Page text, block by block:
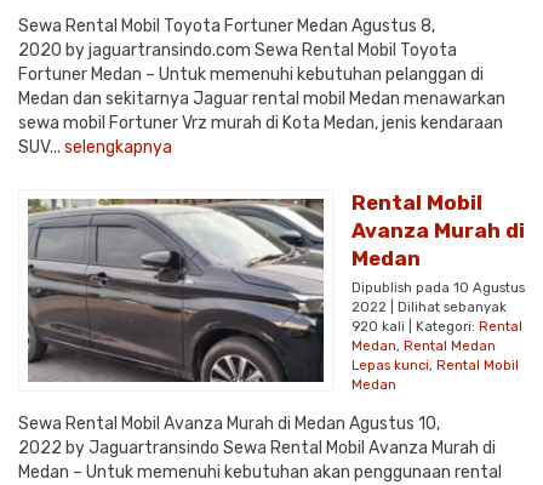
Sewa Rental Mobil Toyota Fortuner Medan Agustus 8,
2020 by jaguartransindo.com Sewa Rental Mobil Toyota
Fortuner Medan – Untuk memenuhi kebutuhan pelanggan di
Medan dan sekitarnya Jaguar rental mobil Medan menawarkan
sewa mobil Fortuner Vrz murah di Kota Medan, jenis kendaraan
SUV... selengkapnya
Rental Mobil
Avanza Murah di
Medan
Dipublish pada 10 Agustus
2022 | Dilihat sebanyak
920 kali | Kategori: Rental
Medan, Rental Medan
Lepas kunci, Rental Mobil
Medan
Sewa Rental Mobil Avanza Murah di Medan Agustus 10,
2022 by Jaguartransindo Sewa Rental Mobil Avanza Murah di
Medan – Untuk memenuhi kebutuhan akan penggunaan rental